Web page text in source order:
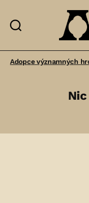
Adopce významných